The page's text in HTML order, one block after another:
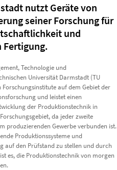
nutzt Geräte von
seiner Forschung für
und
Fertigung.
Technologie und
Universität Darmstadt (TU
auf dem Gebiet der
und leistet einen
der Produktionstechnik in
da jeder zweite
produzierenden Gewerbe verbunden ist.
Produktionssysteme und
auf den Prüfstand zu stellen und durch
es, die Produktionstechnik von morgen